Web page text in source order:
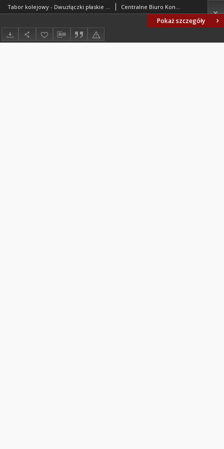
Pokaż szczegóły
Tabor kolejowy - Dwuzłączki płaskie - Zastosowania BN-71/3515-03 Centralne Biuro Konstrukcyjne Przemysłu Taboru Kolejowego. Oprac.